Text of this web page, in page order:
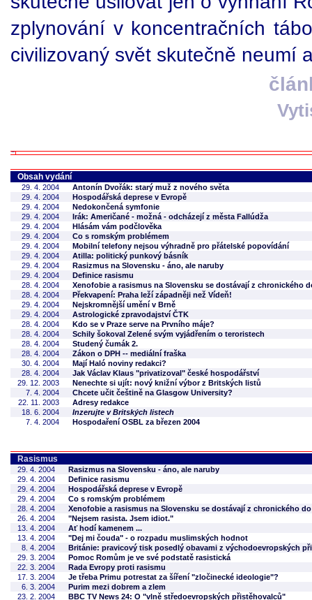
zplynování v koncentračních
civilizovaný svět skutečně neumí
Obsah vydání
29. 4. 2004
Antonín Dvořák: starý muž z nového světa
29. 4. 2004
Hospodářská deprese v Evropě
29. 4. 2004
Nedokončená symfonie
29. 4. 2004
Irák: Američané - možná - odcházejí z města Fallúdža
29. 4. 2004
Hlásám vám podčlověka
29. 4. 2004
Co s romským problémem
29. 4. 2004
Mobilní telefony nejsou výhradně pro přátelské popovídání
29. 4. 2004
Atilla: politický punkový básník
29. 4. 2004
Rasizmus na Slovensku - áno, ale naruby
29. 4. 2004
Definice rasismu
28. 4. 2004
Xenofobie a rasismus na Slovensku se dostávají z chronického
28. 4. 2004
Překvapení: Praha leží západněji než Vídeň!
29. 4. 2004
Nejskromnější umění v Brně
29. 4. 2004
Astrologické zpravodajství ČTK
28. 4. 2004
Kdo se v Praze serve na Prvního máje?
28. 4. 2004
Schily šokoval Zelené svým vyjádřením o teroristech
28. 4. 2004
Studený čumák 2.
28. 4. 2004
Zákon o DPH -- mediální fraška
30. 4. 2004
Mají Haló noviny redakci?
28. 4. 2004
Jak Václav Klaus "privatizoval" české hospodářství
29. 12. 2003
Nenechte si ujít: nový knižní výbor z Britských listů
7. 4. 2004
Chcete učit češtině na Glasgow University?
22. 11. 2003
Adresy redakce
18. 6. 2004
Inzerujte v Britských listech
7. 4. 2004
Hospodaření OSBL za březen 2004
Rasismus
29. 4. 2004
Rasizmus na Slovensku - áno, ale naruby
29. 4. 2004
Definice rasismu
29. 4. 2004
Hospodářská deprese v Evropě
29. 4. 2004
Co s romským problémem
28. 4. 2004
Xenofobie a rasismus na Slovensku se dostávají z chronického
26. 4. 2004
"Nejsem rasista. Jsem idiot."
13. 4. 2004
Ať hodí kamenem ...
13. 4. 2004
"Dej mi čouda" - o rozpadu muslimských hodnot
8. 4. 2004
Británie: pravicový tisk posedlý obavami z východoevropských
29. 3. 2004
Pomoc Romům je ve své podstatě rasistická
22. 3. 2004
Rada Evropy proti rasismu
17. 3. 2004
Je třeba Primu potrestat za šíření "zločinecké ideologie"?
6. 3. 2004
Purim mezi dobrem a zlem
23. 2. 2004
BBC TV News 24: O "vlně středoevropských přistěhovalců"